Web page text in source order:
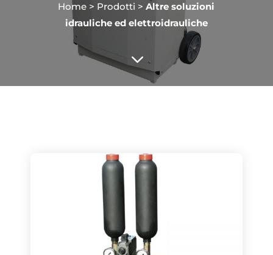
Home > Prodotti >Altre soluzioni
idrauliche ed elettroidrauliche
3